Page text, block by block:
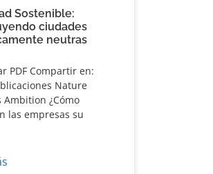
Sostenible:
ciudades
neutras
PDF Compartir en:
Nature
Ambition ¿Cómo
las empresas su